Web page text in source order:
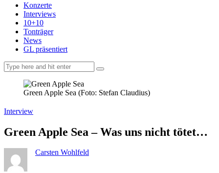
Konzerte
Interviews
10+10
Tonträger
News
GL präsentiert
Green Apple Sea (Foto: Stefan Claudius)
Interview
Green Apple Sea – Was uns nicht tötet…
Carsten Wohlfeld